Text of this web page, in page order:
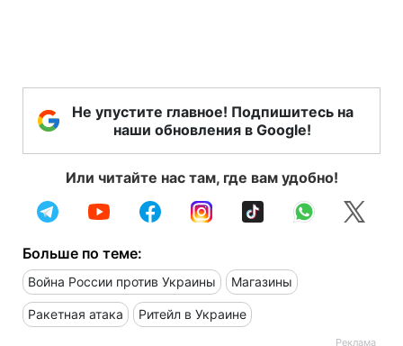
Не упустите главное! Подпишитесь на
наши обновления в Google!
Или читайте нас там, где вам удобно!
Больше по теме:
Война России против Украины Магазины
Ракетная атака Ритейл в Украине